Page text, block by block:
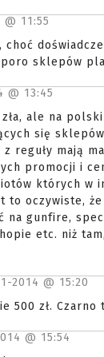
@ 11:55
choć
sklepów
@ 13:45
zła, ale na
się
reguły mają
promocji i
których w
to oczywiste,
na gunfire,
etc. niż
2014 @ 15:20
500 zł.
@ 15:54